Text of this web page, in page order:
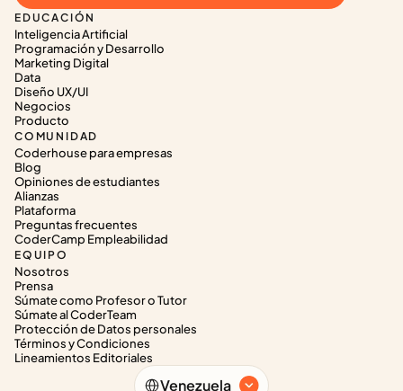
EDUCACIÓN
Inteligencia Artificial
Programación y Desarrollo
Marketing Digital
Data
Diseño UX/UI
Negocios
Producto
COMUNIDAD
Coderhouse para empresas
Blog
Opiniones de estudiantes
Alianzas
Plataforma
Preguntas frecuentes
CoderCamp Empleabilidad
EQUIPO
Nosotros
Prensa
Súmate como Profesor o Tutor
Súmate al CoderTeam
Protección de Datos personales
Términos y Condiciones
Lineamientos Editoriales
Select Language
Venezuela